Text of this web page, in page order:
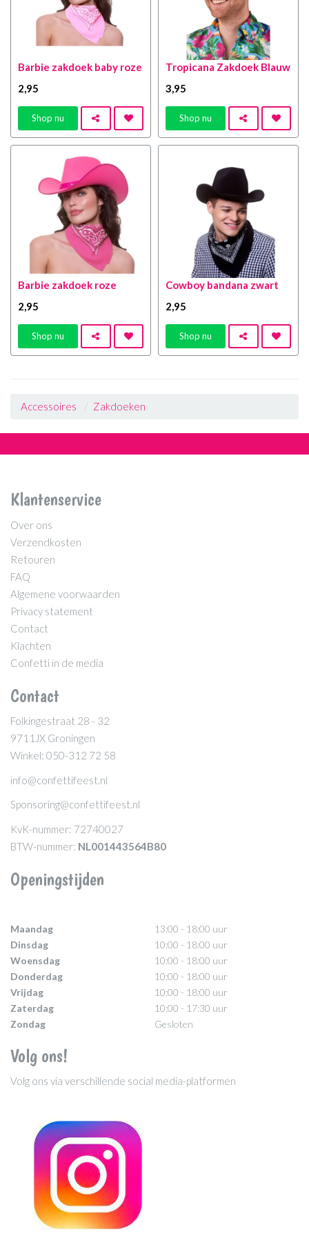
Barbie zakdoek baby roze
2,95
Shop nu
Tropicana Zakdoek Blauw
3,95
Shop nu
Barbie zakdoek roze
2,95
Shop nu
Cowboy bandana zwart
2,95
Shop nu
Accessoires Zakdoeken
Klantenservice
Over ons
Verzendkosten
Retouren
FAQ
Algemene voorwaarden
Privacy statement
Contact
Klachten
Confetti in de media
Contact
Folkingestraat 28 - 32
9711JX Groningen
Winkel: 050-312 72 58
info@confettifeest.nl
Sponsoring@confettifeest.nl
KvK-nummer: 72740027
BTW-nummer: NL001443564B80
Openingstijden
Maandag
13:00 - 18:00 uur
Dinsdag
10:00 - 18:00 uur
Woensdag
10:00 - 18:00 uur
Donderdag
10:00 - 18:00 uur
Vrijdag
10:00 - 18:00 uur
Zaterdag
10:00 - 17:30 uur
Zondag
Gesloten
Volg ons!
Volg ons via verschillende social media-platformen